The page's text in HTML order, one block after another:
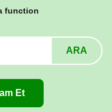
function
ARA
Et